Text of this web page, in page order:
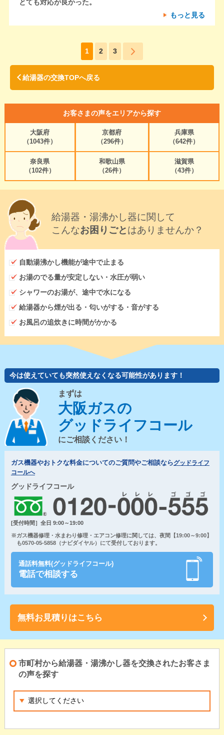
とても対応が良かった。
もっと見る
1 2 3
給湯器の交換TOPへ戻る
お客さまの声をエリアから探す
大阪府
（1043件）
京都府
（296件）
兵庫県
（642件）
奈良県
（102件）
和歌山県
（26件）
滋賀県
（43件）
給湯器・湯沸かし器に関して
こんなお困りごとはありませんか？
自動湯沸かし機能が途中で止まる
お湯のでる量が安定しない・水圧が弱い
シャワーのお湯が、途中で水になる
給湯器から煙が出る・匂いがする・音がする
お風呂の追炊きに時間がかかる
今は使えていても突然使えなくなる可能性があります！
まずは
大阪ガスの
グッドライフコール
にご相談ください！
ガス機器やおトクな料金についてのご質問やご相談ならグッドライフ
コールへ
グッドライフコール
[受付時間］全日 9:00～19:00
※ガス機器修理・水まわり修理・エアコン修理に関しては、夜間【19:00～9:00】
も0570-05-5858（ナビダイヤル）にて受付しております。
通話料無料(グッドライフコール)
電話で相談する
無料お見積りはこちら
市町村から給湯器・湯沸かし器を交換されたお客さま
の声を探す